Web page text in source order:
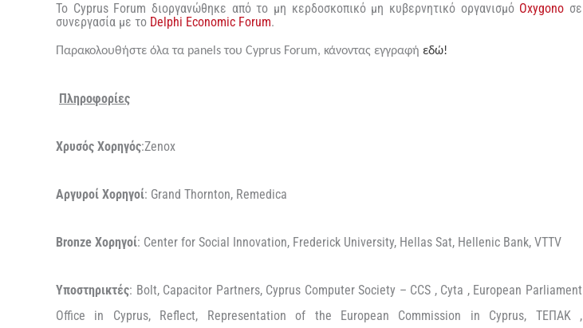
Το Cyprus Forum διοργανώθηκε από το μη κερδοσκοπικό μη κυβερνητικό οργανισμό Oxygono σε
συνεργασία με το Delphi Economic Forum.
Παρακολουθήστε όλα τα panels του Cyprus Forum, κάνοντας εγγραφή εδώ!
Πληροφορίες
Χρυσός Χορηγός:Zenox
Αργυροί Χορηγοί: Grand Thornton, Remedica
Bronze Χορηγοί: Center for Social Innovation, Frederick University, Hellas Sat, Hellenic Bank, VTTV
Υποστηρικτές: Bolt, Capacitor Partners, Cyprus Computer Society – CCS , Cyta , European Parliament
Office in Cyprus, Reflect, Representation of the European Commission in Cyprus, ΤΕΠΑΚ ,